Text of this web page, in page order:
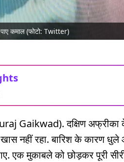
कमाल (फोटो: Twitter)
Gaikwad). दक्षिण अफ्रीका
नहीं रहा. बारिश के कारण
एक मुकाबले को छोड़कर पूरी